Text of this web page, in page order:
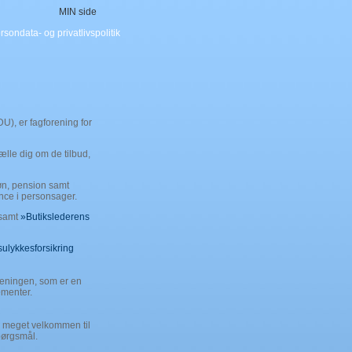
MIN side
og privatlivspolitik
er fagforening for
dig om de tilbud,
pension samt
i personsager.
»Butikslederens
som er en
velkommen til